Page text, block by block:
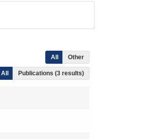
All Other
All Publications (3 results)